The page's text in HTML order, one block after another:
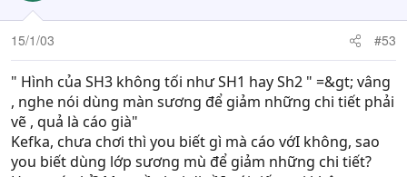
15/1/03 #53
" Hình của SH3 không tối như SH1 hay Sh2 " =&gt; vâng
, nghe nói dùng màn sương để giảm những chi tiết phải
vẽ , quả là cáo già"
Kefka, chưa chơi thì you biết gì mà cáo vớI không, sao
you biết dùng lớp sương mù để giảm những chi tiết?